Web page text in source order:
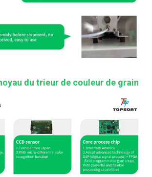
du trieur de couleur de grain